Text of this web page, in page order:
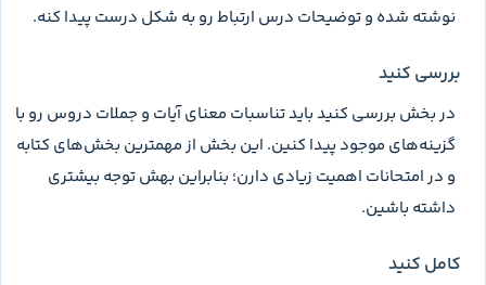
نوشته شده و توضیحات درس ارتباط رو به شکل درست پیدا کنه.
بررسی کنید
در بخش بررسی کنید باید تناسبات معنای آیات و جملات دروس رو با
گزینه‌های موجود پیدا کنین. این بخش از مهمترین بخش‌های کتابه
و در امتحانات اهمیت زیادی دارن؛ بنابراین بهش توجه بیشتری
داشته باشین.
کامل کنید